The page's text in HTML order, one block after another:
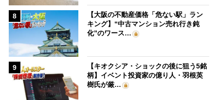
8
【大阪の不動産価格「危ない駅」ラン
キング】“中古マンション売れ行き鈍
化”のワース…
9
【キオクシア・ショックの後に狙う5銘
柄】イベント投資家の億り人・羽根英
樹氏が厳…